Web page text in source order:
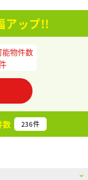
アップ!!
物件数
数 236件